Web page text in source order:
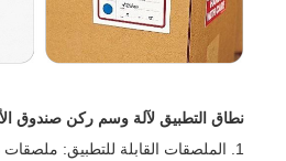
نطاق التطبيق لآلة وسم ركن صندوق
1. الملصقات القابلة للتطبيق: ملصقات